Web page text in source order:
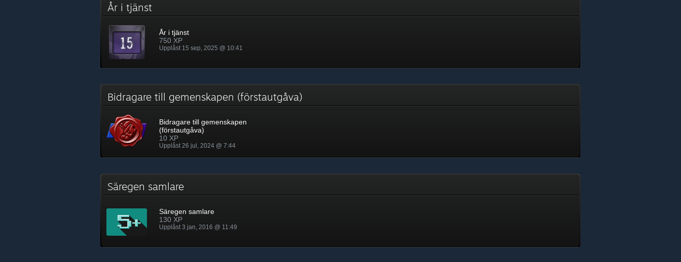
År i tjänst
År i tjänst
750 XP
Upplåst 15 sep, 2025 @ 10:41
Bidragare till gemenskapen (förstautgåva)
Bidragare till gemenskapen
(förstautgåva)
10 XP
Upplåst 26 jul, 2024 @ 7:44
Säregen samlare
Säregen samlare
130 XP
Upplåst 3 jan, 2016 @ 11:49